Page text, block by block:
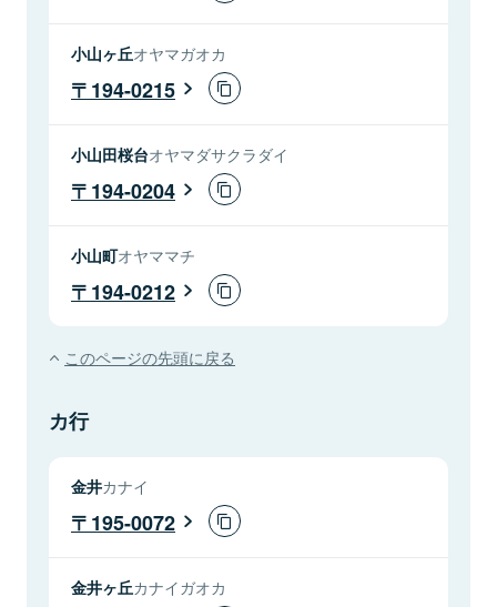
小山ヶ丘オヤマガオカ
194-0215
小山田桜台オヤマダサクラダイ
194-0204
小山町オヤママチ
194-0212
このページの先頭に戻る
カ行
金井カナイ
195-0072
金井ヶ丘カナイガオカ